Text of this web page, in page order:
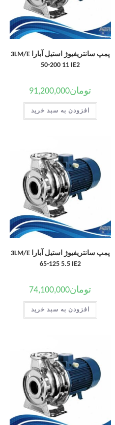
پمپ سانتریفیوژ استیل آبارا 3LM/E
50-200 11 IE2
تومان91,200,000
افزودن به سبد خرید
پمپ سانتریفیوژ استیل آبارا 3LM/E
65-125 5.5 IE2
تومان74,100,000
افزودن به سبد خرید